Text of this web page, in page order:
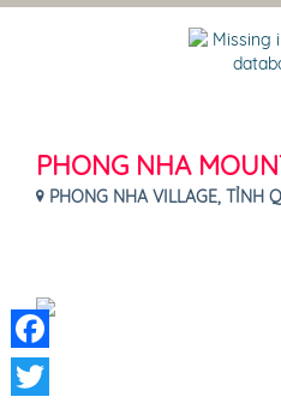
PHONG NHA
PHONG NHA VILLAGE, TỈNH
Facebook